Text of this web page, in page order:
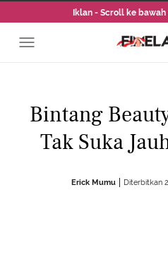
Iklan - Scroll ke
Bintang
Tak Suka
Erick Mumu Diterbitkan